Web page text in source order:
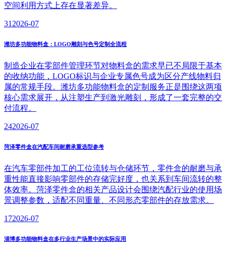
空间利用方式上存在显著差异。
31 2026-07
潍坊多功能物料盒：LOGO雕刻与色号定制全流程
制造企业在零部件管理环节对物料盒的需求早已不局限于基本
的收纳功能，LOGO标识与企业专属色号成为区分产线物料归
属的常规手段。潍坊多功能物料盒的定制服务正是围绕这两项
核心需求展开，从注塑生产到激光雕刻，形成了一套完整的交
付流程。
242026-07
菏泽零件盒在汽配车间耐磨承重选型参考
在汽车零部件加工的工位流转与仓储环节，零件盒的耐磨与承
重性能直接影响零部件的存储完好度，也关系到车间流转的整
体效率。菏泽零件盒的相关产品设计会围绕汽配行业的使用场
景调整参数，适配不同重量、不同形态零部件的存放需求。
172026-07
淄博多功能物料盒在多行业生产场景中的实际应用